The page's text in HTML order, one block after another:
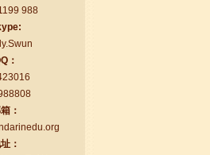
语学校，这里真
方法，我学习汉
的快得多。我的
988
：
：
：